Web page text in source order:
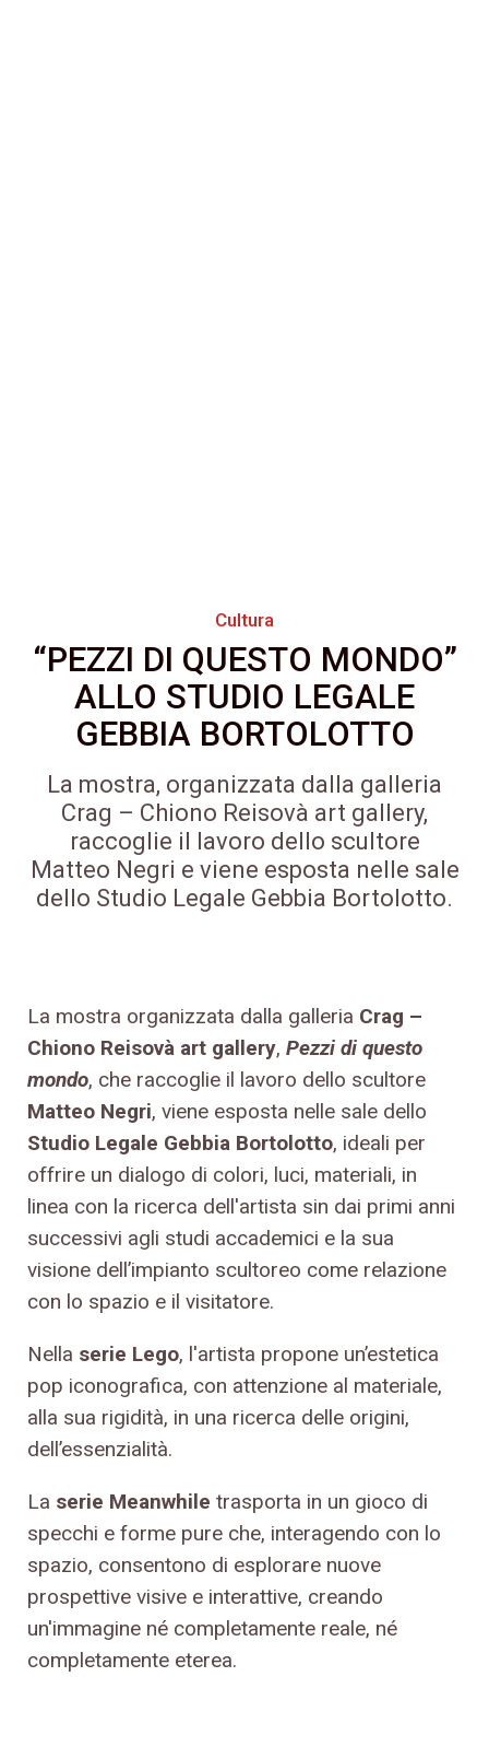
Cultura
“PEZZI DI QUESTO MONDO”
ALLO STUDIO LEGALE
GEBBIA BORTOLOTTO
La mostra, organizzata dalla galleria
Crag – Chiono Reisovà art gallery,
raccoglie il lavoro dello scultore
Matteo Negri e viene esposta nelle sale
dello Studio Legale Gebbia Bortolotto.
La mostra organizzata dalla galleria Crag –
Chiono Reisovà art gallery, Pezzi di questo
mondo, che raccoglie il lavoro dello scultore
Matteo Negri, viene esposta nelle sale dello
Studio Legale Gebbia Bortolotto, ideali per
offrire un dialogo di colori, luci, materiali, in
linea con la ricerca dell'artista sin dai primi anni
successivi agli studi accademici e la sua
visione dell’impianto scultoreo come relazione
con lo spazio e il visitatore.
Nella serie Lego, l'artista propone un’estetica
pop iconografica, con attenzione al materiale,
alla sua rigidità, in una ricerca delle origini,
dell’essenzialità.
La serie Meanwhile trasporta in un gioco di
specchi e forme pure che, interagendo con lo
spazio, consentono di esplorare nuove
prospettive visive e interattive, creando
un'immagine né completamente reale, né
completamente eterea.